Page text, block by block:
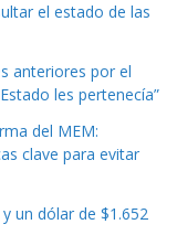
el estado de las
anteriores por el
les pertenecía”
del MEM:
clave para evitar
un dólar de $1.652